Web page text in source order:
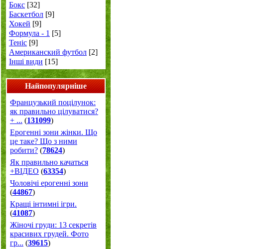
Бокс [32]
Баскетбол [9]
Хокей [9]
Формула - 1 [5]
Теніс [9]
Американский футбол [2]
Інші види [15]
Найпопулярніше
Французький поцілунок:
як правильно цілуватися?
+ ... (131099)
Ерогенні зони жінки. Що
це таке? Що з ними
робити? (78624)
Як правильно качаться
+ВІДЕО (63354)
Чоловічі ерогенні зони
(44867)
Кращі інтимні ігри.
(41087)
Жіночі груди: 13 секретів
красивих грудей. Фото
гр... (39615)